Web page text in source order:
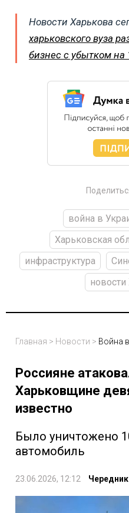
Новости Харькова
харьковского вуза
бизнес с убытком на
война в
Харьковская
инфраструктура
Главная > Новости > Война
Россияне
Харьковщине
известно
Было уничтожено
автомобиль
23.06.2026, 12:12